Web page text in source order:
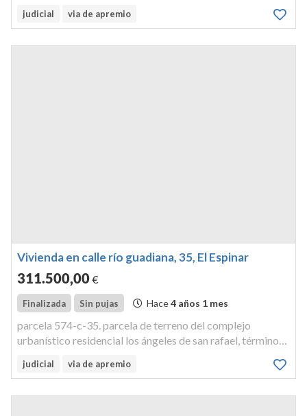
metrocuadrados. sobre esta parcela existe construido un
judicial via de apremio
Vivienda en calle río guadiana, 35, El Espinar
311.500,00€
Finalizada Sin pujas Hace4 años 1 mes
parcela 574-c-35. parcela de terreno del complejo
urbanístico residencial los ángeles de san rafael, término
metrocuadrados. sobre esta parcela existe construido un
judicial via de apremio